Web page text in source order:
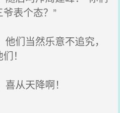
表个态？”
们当然乐意不追究，
！
从天降啊！